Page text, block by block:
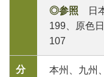
◎参照 日
199、原色
107
分
本州、九州